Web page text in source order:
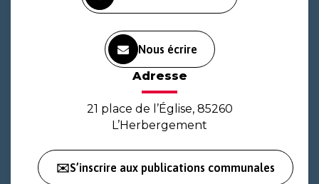
Nous écrire
Adresse
21 place de l’Église, 85260
L’Herbergement
✉️S’inscrire aux publications communales